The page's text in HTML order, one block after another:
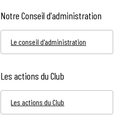
Notre Conseil d'administration
Le conseil d'administration
Les actions du Club
Les actions du Club